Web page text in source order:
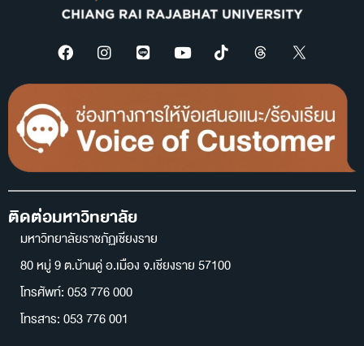
ติดต่อมหาวิทยาลัย
มหาวิทยาลัยราชภัฏเชียงราย
80 หมู่ 9 ต.บ้านดู่ อ.เมือง จ.เชียงราย 57100
โทรศัพท์: 053 776 000
โทรสาร: 053 776 001